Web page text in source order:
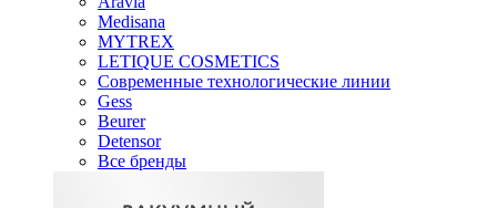
Medisana
MYTREX
LETIQUE COSMETICS
Современные технологические линии
Gess
Beurer
Detensor
Все бренды